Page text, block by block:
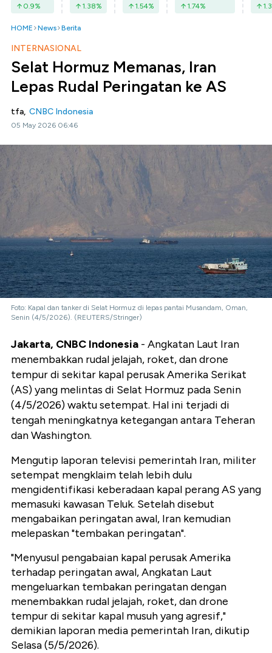
0.9% 1.38% 1.54% 1.74% 1.3
HOME News Berita
INTERNASIONAL
Selat Hormuz Memanas, Iran
Lepas Rudal Peringatan ke AS
tfa, CNBC Indonesia
05 May 2026 06:46
Foto: Kapal dan tanker di Selat Hormuz di lepas pantai Musandam, Oman,
Senin (4/5/2026). (REUTERS/Stringer)
Jakarta, CNBC Indonesia - Angkatan Laut Iran
menembakkan rudal jelajah, roket, dan drone
tempur di sekitar kapal perusak Amerika Serikat
(AS) yang melintas di Selat Hormuz pada Senin
(4/5/2026) waktu setempat. Hal ini terjadi di
tengah meningkatnya ketegangan antara Teheran
dan Washington.
Mengutip laporan televisi pemerintah Iran, militer
setempat mengklaim telah lebih dulu
mengidentifikasi keberadaan kapal perang AS yang
memasuki kawasan Teluk. Setelah disebut
mengabaikan peringatan awal, Iran kemudian
melepaskan "tembakan peringatan".
"Menyusul pengabaian kapal perusak Amerika
terhadap peringatan awal, Angkatan Laut
mengeluarkan tembakan peringatan dengan
menembakkan rudal jelajah, roket, dan drone
tempur di sekitar kapal musuh yang agresif,"
demikian laporan media pemerintah Iran, dikutip
Selasa (5/5/2026).